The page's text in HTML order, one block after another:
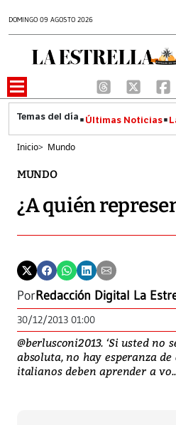
DOMINGO 09 AGOSTO 2026
Últimas Noticias
Inicio> Mundo
MUNDO
¿A quién
PorRedacción Digital La
30/12/2013 01:00
@berlusconi2013. ‘Si usted
absoluta, no hay esperanza de
italianos deben aprender a